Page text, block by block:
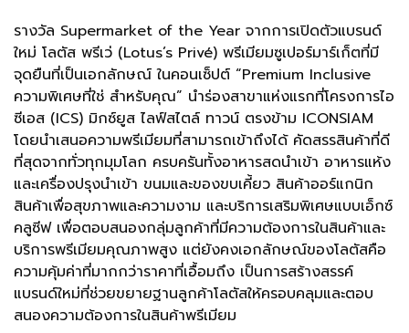
รางวัล Supermarket of the Year จากการเปิดตัวแบรนด์
ใหม่ โลตัส พรีเว่ (Lotus’s Privé) พรีเมียมซูเปอร์มาร์เก็ตที่มี
จุดยืนที่เป็นเอกลักษณ์ ในคอนเซ็ปต์ “Premium Inclusive
ความพิเศษที่ใช่ สำหรับคุณ” นำร่องสาขาแห่งแรกที่โครงการไอ
ซีเอส (ICS) มิกซ์ยูส ไลฟ์สไตล์ ทาวน์ ตรงข้าม ICONSIAM
โดยนำเสนอความพรีเมียมที่สามารถเข้าถึงได้ คัดสรรสินค้าที่ดี
ที่สุดจากทั่วทุกมุมโลก ครบครันทั้งอาหารสดนำเข้า อาหารแห้ง
และเครื่องปรุงนำเข้า ขนมและของขบเคี้ยว สินค้าออร์แกนิก
สินค้าเพื่อสุขภาพและความงาม และบริการเสริมพิเศษแบบเอ็กซ์
คลูซีฟ เพื่อตอบสนองกลุ่มลูกค้าที่มีความต้องการในสินค้าและ
บริการพรีเมียมคุณภาพสูง แต่ยังคงเอกลักษณ์ของโลตัสคือ
ความคุ้มค่าที่มากกว่าราคาที่เอื้อมถึง เป็นการสร้างสรรค์
แบรนด์ใหม่ที่ช่วยขยายฐานลูกค้าโลตัสให้ครอบคลุมและตอบ
สนองความต้องการในสินค้าพรีเมียม